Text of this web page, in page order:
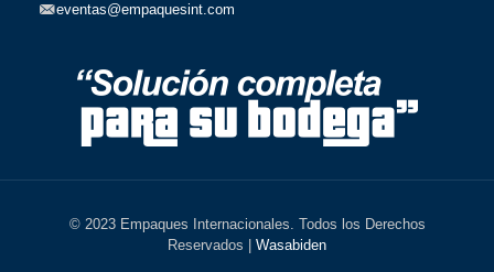
eventas@empaquesint.com
© 2023 Empaques Internacionales. Todos los Derechos
Reservados | Wasabiden